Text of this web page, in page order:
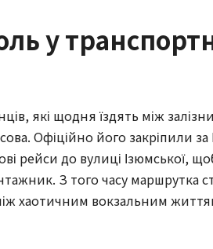
у
які щодня їздять між
Офіційно його закріпили
рейси до вулиці Ізюмської,
З того часу маршрутка
хаотичним вокзальним